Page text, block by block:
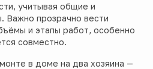
учитывая общие и
Важно прозрачно вести
и этапы работ, особенно
совместно.
в доме на два хозяина —